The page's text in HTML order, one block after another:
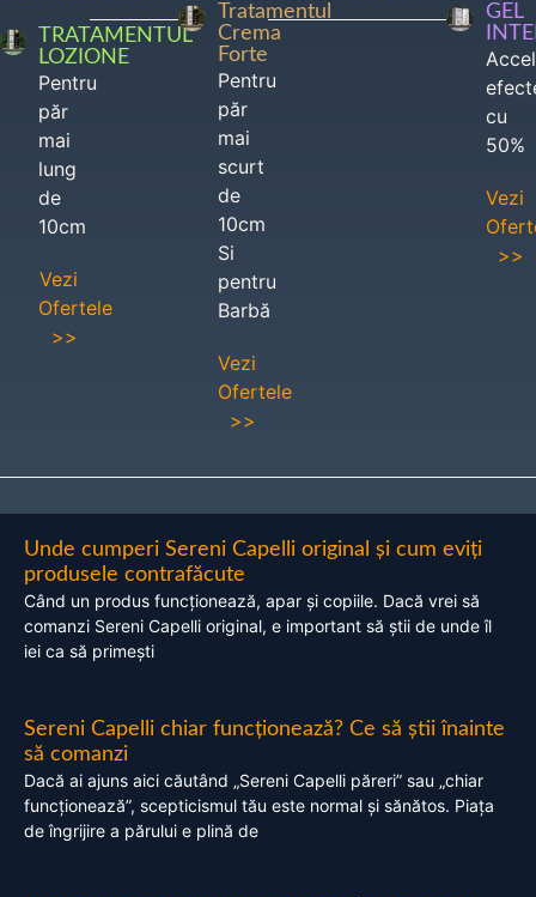
TRATAMENTUL
LOZIONE
Pentru
păr
mai
lung
de
10cm
Vezi
Ofertele
>>
Tratamentul
Crema
Forte
Pentru
păr
mai
scurt
de
10cm
Si
pentru
Barbă
Vezi
Ofertele
>>
GEL
cu
50%
Vezi
>>
Unde cumperi Sereni Capelli original și cum eviți
produsele contrafăcute
Când un produs funcționează, apar și copiile. Dacă vrei să
comanzi Sereni Capelli original, e important să știi de unde îl
iei ca să primești
Sereni Capelli chiar funcționează? Ce să știi înainte
să comanzi
Dacă ai ajuns aici căutând „Sereni Capelli păreri” sau „chiar
funcționează”, scepticismul tău este normal și sănătos. Piața
de îngrijire a părului e plină de